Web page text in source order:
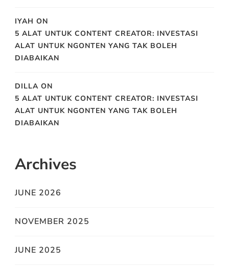
IYAH ON
5 ALAT UNTUK CONTENT CREATOR: INVESTASI
ALAT UNTUK NGONTEN YANG TAK BOLEH
DIABAIKAN
DILLA ON
5 ALAT UNTUK CONTENT CREATOR: INVESTASI
ALAT UNTUK NGONTEN YANG TAK BOLEH
DIABAIKAN
Archives
JUNE 2026
NOVEMBER 2025
JUNE 2025